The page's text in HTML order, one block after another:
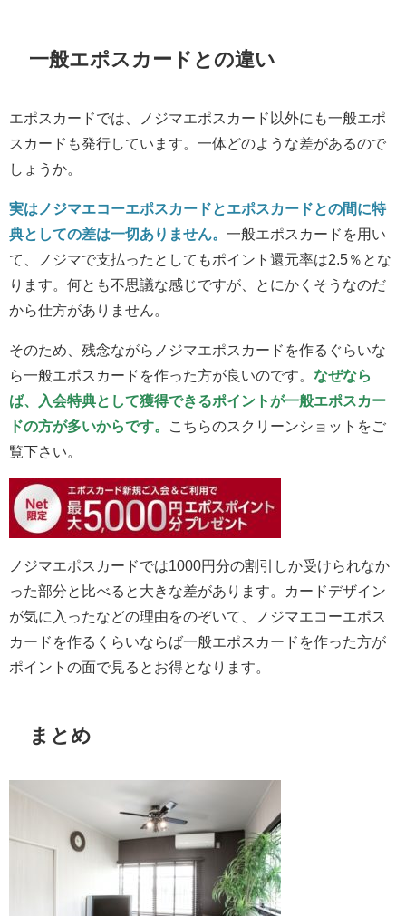
一般エポスカードとの違い
エポスカードでは、ノジマエポスカード以外にも一般エポ
スカードも発行しています。一体どのような差があるので
しょうか。
実はノジマエコーエポスカードとエポスカードとの間に特
典としての差は一切ありません。 一般エポスカードを用い
て、ノジマで支払ったとしてもポイント還元率は2.5％とな
ります。何とも不思議な感じですが、とにかくそうなのだ
から仕方がありません。
そのため、残念ながらノジマエポスカードを作るぐらいな
ら一般エポスカードを作った方が良いのです。 なぜなら
ば、入会特典として獲得できるポイントが一般エポスカー
ドの方が多いからです。
こちらのスクリーンショットをご
覧下さい。
ノジマエポスカードでは1000円分の割引しか受けられなか
った部分と比べると大きな差があります。カードデザイン
が気に入ったなどの理由をのぞいて、ノジマエコーエポス
カードを作るくらいならば一般エポスカードを作った方が
ポイントの面で見るとお得となります。
まとめ